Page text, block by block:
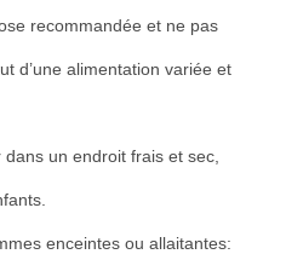
recommandée et ne pas
d’une alimentation variée et
un endroit frais et sec,
enceintes ou allaitantes: